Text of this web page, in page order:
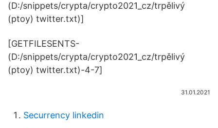
(D:/snippets/crypta/crypto2021_cz/trpělivý
(ptoy) twitter.txt)]
[GETFILESENTS-
(D:/snippets/crypta/crypto2021_cz/trpělivý
(ptoy) twitter.txt)-4-7]
31.01.2021
Securrency linkedin